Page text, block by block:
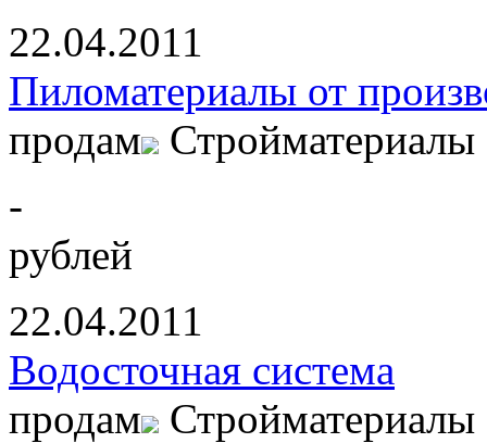
22.04.2011
Пиломатериалы от
продам
Стройматериалы
-
рублей
22.04.2011
Водосточная система
продам
Стройматериалы